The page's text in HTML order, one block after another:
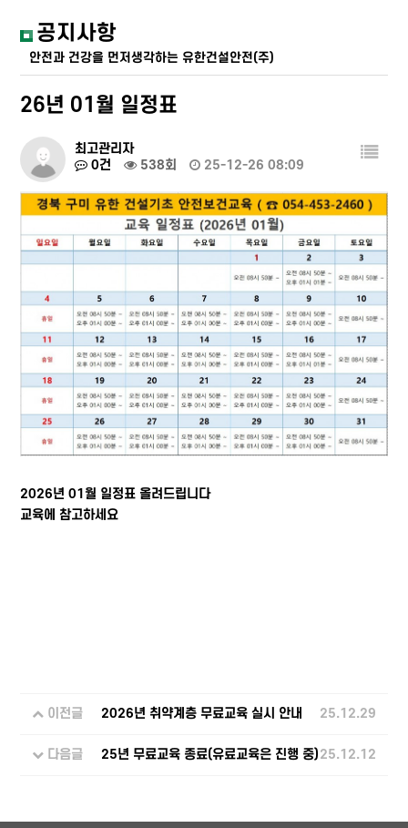
공지사항
안전과 건강을 먼저생각하는 유한건설안전(주)
26년 01월 일정표
최고관리자
0건
538회 25-12-26 08:09
2026년 01월 일정표 올려드립니다
교육에 참고하세요
이전글 2026년 취약계층 무료교육 실시 안내 25.12.29
다음글 25년 무료교육 종료(유료교육은 진행 중)25.12.12